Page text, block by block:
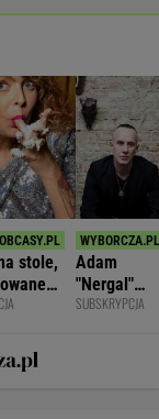
stole,
Adam
"Nergal"
Darski: Ja
SUBSKRYPCJA